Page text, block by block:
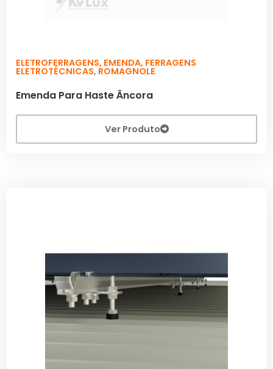
ELETROFERRAGENS, EMENDA, FERRAGENS
ELETROTÉCNICAS, ROMAGNOLE
Emenda Para Haste Âncora
Ver Produto